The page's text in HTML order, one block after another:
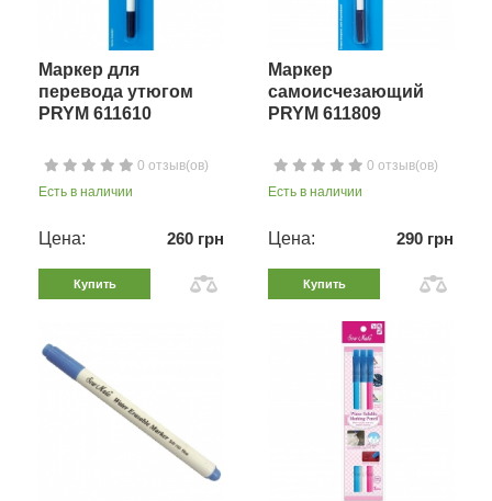
Маркер для
перевода утюгом
PRYM 611610
0 отзыв(ов)
Есть в наличии
Цена: 260 грн
Купить
Маркер
самоисчезающий
PRYM 611809
0 отзыв(ов)
Есть в наличии
Цена: 290 грн
Купить